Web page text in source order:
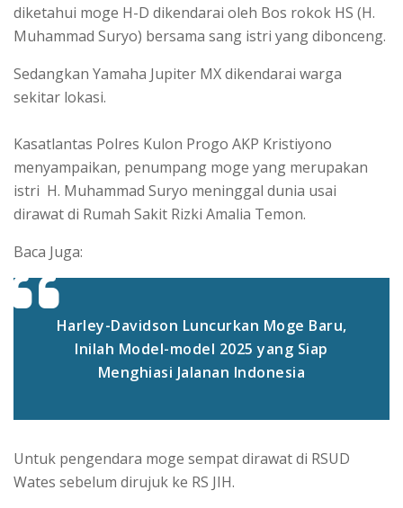
diketahui moge H-D dikendarai oleh Bos rokok HS (H.
Muhammad Suryo) bersama sang istri yang dibonceng.
Sedangkan Yamaha Jupiter MX dikendarai warga
sekitar lokasi.
Kasatlantas Polres Kulon Progo AKP Kristiyono
menyampaikan, penumpang moge yang merupakan
istri H. Muhammad Suryo meninggal dunia usai
dirawat di Rumah Sakit Rizki Amalia Temon.
Baca Juga:
Harley-Davidson Luncurkan Moge Baru,
Inilah Model-model 2025 yang Siap
Menghiasi Jalanan Indonesia
Untuk pengendara moge sempat dirawat di RSUD
Wates sebelum dirujuk ke RS JIH.